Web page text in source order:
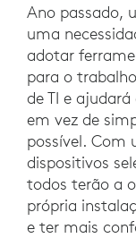
Ano passado,
uma
adotar
para o
de TI e
em vez de
possível. Com
dispositivos
todos terão a
própria
e ter mais